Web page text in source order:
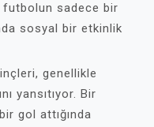
futbolun sadece bir
sosyal bir etkinlik
genellikle
yansıtıyor. Bir
gol attığında